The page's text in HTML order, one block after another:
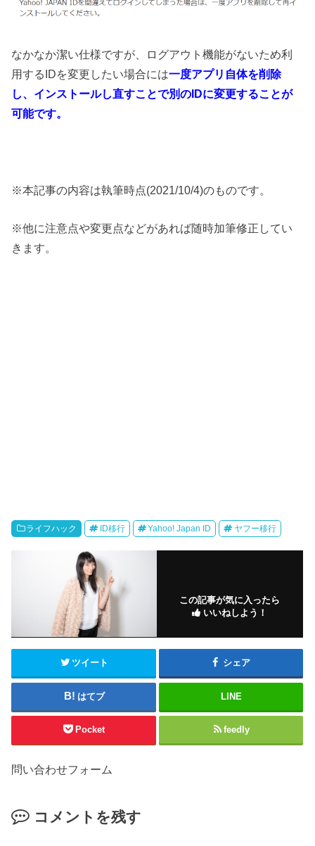
なかなか潔い仕様ですが、ログアウト機能がないため利
用するIDを変更したい場合には一度アプリ自体を削除
し、インストールし直すことで別のIDに変更することが
可能です。
※本記事の内容は執筆時点(2021/10/4)のものです。
※他に注意点や変更点などがあれば随時加筆修正してい
きます。
ライフハック ID移行 Yahoo! Japan ID ヤフー移行
この記事が気に入ったら
いいねしよう！
ツイート シェア
はてブ LINE
Pocket feedly
問い合わせフォーム
コメントを残す